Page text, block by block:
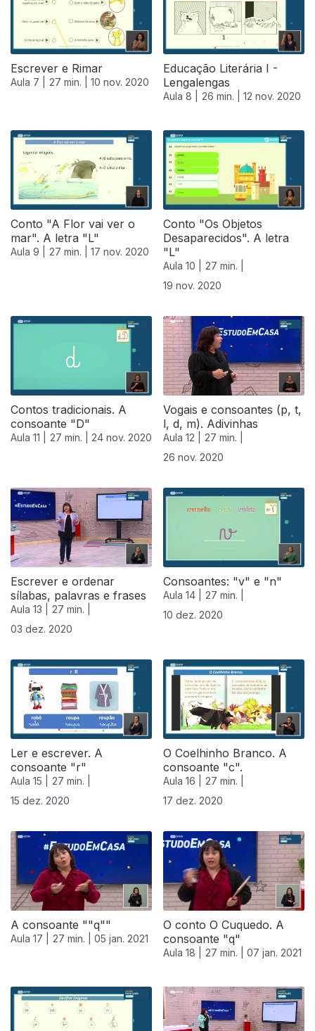
Escrever e Rimar
Aula 7 | 27 min. | 10 nov. 2020
Educação Literária I -
Lengalengas
Aula 8 | 26 min. | 12 nov. 2020
Conto "A Flor vai ver o
mar". A letra "L"
Aula 9 | 27 min. | 17 nov. 2020
Conto "Os Objetos
Desaparecidos". A letra
"L"
Aula 10 |
27 min. |
19 nov. 2020
Contos tradicionais. A
consoante "D"
Aula 11 | 27 min. | 24 nov. 2020
Vogais e consoantes (p, t,
l, d, m). Adivinhas
Aula 12 |
27 min. |
26 nov. 2020
508428
Escrever e ordenar
sílabas, palavras e frases
Aula 13 |
27 min. |
03 dez. 2020
Consoantes: "v" e "n"
Aula 14 |
27 min. |
10 dez. 2020
Ler e escrever. A
consoante "r"
Aula 15 |
27 min. |
15 dez. 2020
O Coelhinho Branco. A
consoante "c".
Aula 16 |
27 min. |
17 dez. 2020
A consoante ""q""
Aula 17 | 27 min. | 05 jan. 2021
O conto O Cuquedo. A
consoante "q"
Aula 18 | 27 min. | 07 jan. 2021